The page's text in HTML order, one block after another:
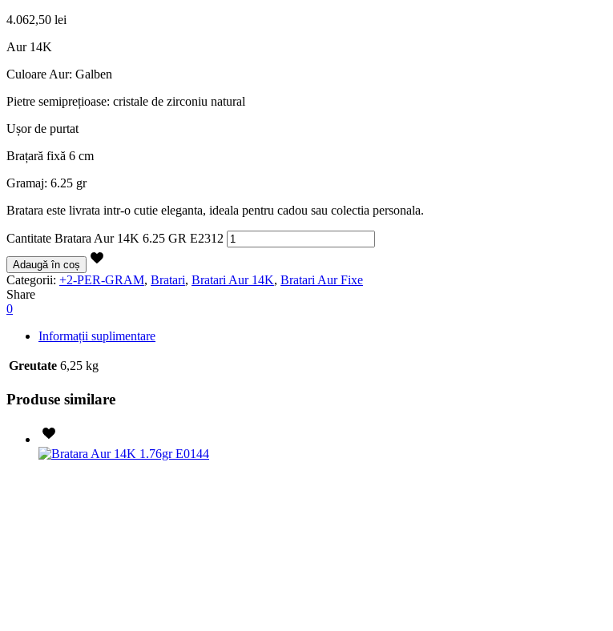
4.062,50 lei
Aur 14K
Culoare Aur: Galben
Pietre semiprețioase: cristale de zirconiu natural
Ușor de purtat
Brațară fixă 6 cm
Gramaj: 6.25 gr
Bratara este livrata intr-o cutie eleganta, ideala pentru cadou sau colectia personala.
Cantitate Bratara Aur 14K 6.25 GR E2312
Adaugă în coș
Categorii: +2-PER-GRAM, Bratari, Bratari Aur 14K, Bratari Aur Fixe
Share
0
Informații suplimentare
Greutate 6,25 kg
Produse similare